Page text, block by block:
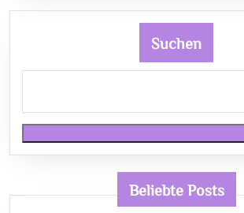
Suchen
Beliebte Posts